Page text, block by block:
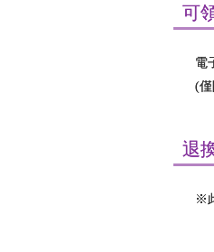
可
電
(僅
退
※